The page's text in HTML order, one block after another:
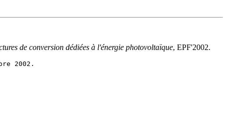
de conversion dédiées à l'énergie photovoltaïque, EPF'2002.